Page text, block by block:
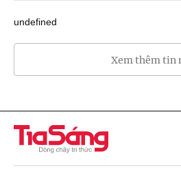
undefined
Xem thêm tin